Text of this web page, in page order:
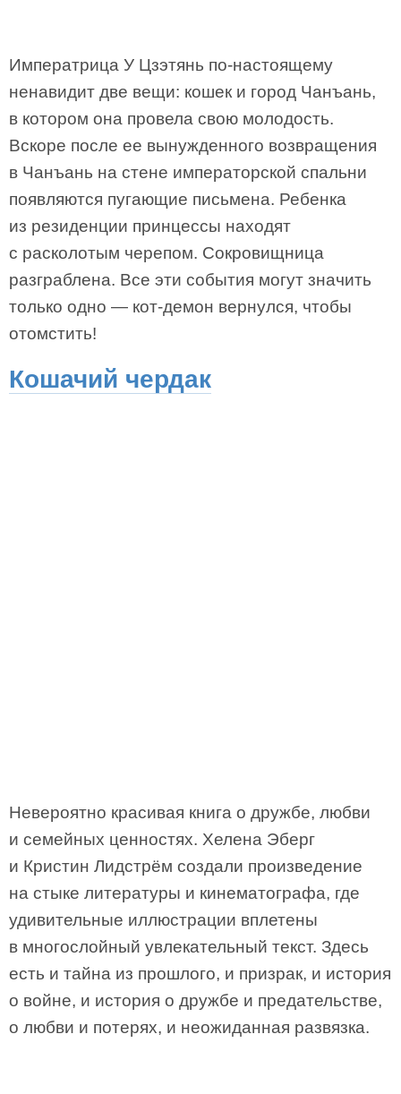
Императрица У Цзэтянь по-настоящему
ненавидит две вещи: кошек и город Чанъань,
в котором она провела свою молодость.
Вскоре после ее вынужденного возвращения
в Чанъань на стене императорской спальни
появляются пугающие письмена. Ребенка
из резиденции принцессы находят
с расколотым черепом. Сокровищница
разграблена. Все эти события могут значить
только одно — кот-демон вернулся, чтобы
отомстить!
Кошачий чердак
Невероятно красивая книга о дружбе, любви
и семейных ценностях. Хелена Эберг
и Кристин Лидстрём создали произведение
на стыке литературы и кинематографа, где
удивительные иллюстрации вплетены
в многослойный увлекательный текст. Здесь
есть и тайна из прошлого, и призрак, и история
о войне, и история о дружбе и предательстве,
о любви и потерях, и неожиданная развязка.